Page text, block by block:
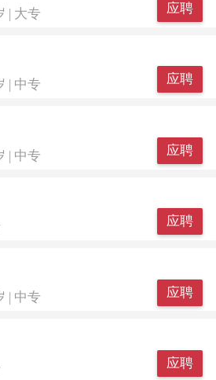
| 大专 应聘
中专 应聘
| 中专 应聘
应聘
中专 应聘
应聘